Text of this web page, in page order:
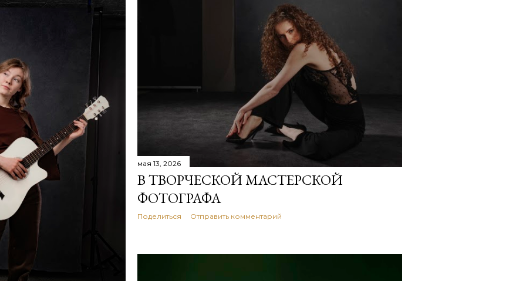
постановки Хотите такой же — где вы не «позируете
для фото», а остаётесь собой? Записывайтесь на
индивидуальную фотосессию. Сделаем кадры,
которые будут отзываться в вас каждый раз, когда
мая 13, 2026
В ТВОРЧЕСКОЙ МАСТЕРСКОЙ
ФОТОГРАФА
Поделиться Отправить комментарий